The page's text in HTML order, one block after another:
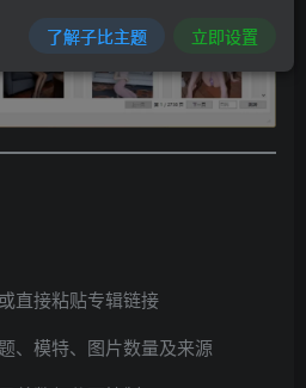
直接粘贴专辑链接
、模特、图片数量及来源
了解子比主题 立即设置